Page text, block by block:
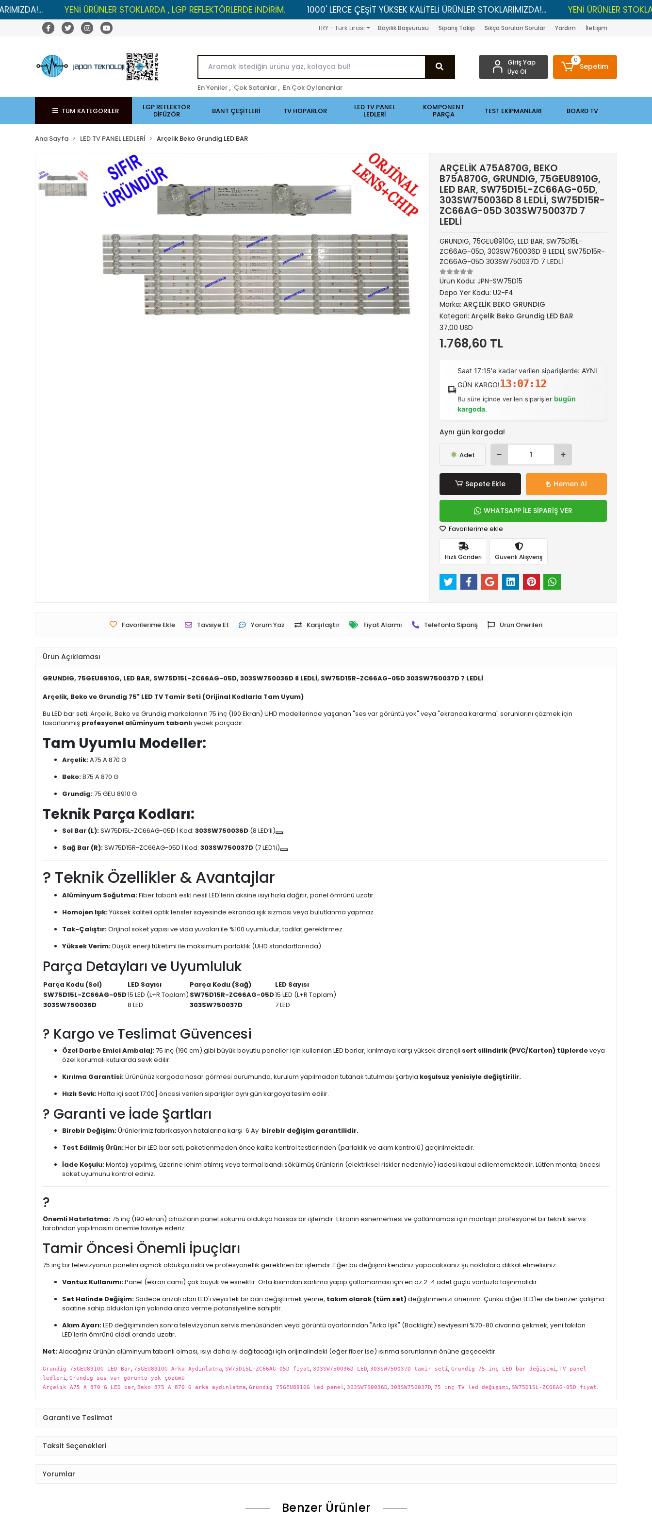
YENİ ÜRÜNLER STOKLARDA , LGP REFLEKTÖRLERDE İNDİRİM. 1000' LERCE ÇEŞİT YÜKSEK KALİTELİ ÜRÜNLER STOKLARIMIZDA!... YENİ ÜRÜNLER STOKLARDA ,
TRY - Türk Lirası Bayilik Başvurusu Sipariş Takip Sıkça Sorulan Sorular Yardım İletişim
En Yeniler , Çok Satanlar , En Çok Oylananlar
Giriş Yap
Üye Ol
0
Sepetim
TÜM KATEGORİLER LGP REFLEKTÖR
DİFÜZÖR BANT ÇEŞİTLERİ TV HOPARLÖR LED TV PANEL
LEDLERİ
KOMPONENT
PARÇA TEST EKİPMANLARI BOARD TV
Ana Sayfa LED TV PANEL LEDLERİ Arçelik Beko Grundig LED BAR
ARÇELİK A75A870G, BEKO
B75A870G, GRUNDIG, 75GEU8910G,
LED BAR, SW75D15L-ZC66AG-05D,
303SW750036D 8 LEDLİ, SW75D15R-
ZC66AG-05D 303SW750037D 7
LEDLİ
GRUNDIG, 75GEU8910G, LED BAR, SW75D15L-
ZC66AG-05D, 303SW750036D 8 LEDLİ, SW75D15R-
ZC66AG-05D 303SW750037D 7 LEDLİ
Ürün Kodu: JPN-SW75D15
Depo Yer Kodu: U2-F4
Marka: ARÇELİK BEKO GRUNDIG
Kategori: Arçelik Beko Grundig LED BAR
37,00 USD
1.768,60 TL
Saat 17:15'e kadar verilen siparişlerde: AYNI
GÜN KARGO!13:07:11
Bu süre içinde verilen siparişler bugün
kargoda.
Aynı gün kargoda!
Adet
Sepete Ekle Hemen Al
WHATSAPP İLE SİPARİŞ VER
Favorilerime ekle
Hızlı Gönderi Güvenli Alışveriş
Favorilerime Ekle Tavsiye Et Yorum Yaz Karşılaştır Fiyat Alarmı Telefonla Sipariş Ürün Önerileri
Ürün Açıklaması
GRUNDIG, 75GEU8910G, LED BAR, SW75D15L-ZC66AG-05D, 303SW750036D 8 LEDLİ, SW75D15R-ZC66AG-05D 303SW750037D 7 LEDLİ
Arçelik, Beko ve Grundig 75" LED TV Tamir Seti (Orijinal Kodlarla Tam Uyum)
Bu LED bar seti; Arçelik, Beko ve Grundig markalarının 75 inç (190 Ekran) UHD modellerinde yaşanan "ses var görüntü yok" veya "ekranda kararma" sorunlarını çözmek için
tasarlanmış profesyonel alüminyum tabanlıyedek parçadır.
Tam Uyumlu Modeller:
Arçelik:A75 A 870 G
Beko:B75 A 870 G
Grundig:75 GEU 8910 G
Teknik Parça Kodları:
Sol Bar (L):SW75D15L-ZC66AG-05D | Kod: 303SW750036D (8 LED’li)
Sağ Bar (R):SW75D15R-ZC66AG-05D | Kod: 303SW750037D (7 LED’li)
?️ Teknik Özellikler & Avantajlar
Alüminyum Soğutma:Fiber tabanlı eski nesil LED'lerin aksine ısıyı hızla dağıtır, panel ömrünü uzatır.
Homojen Işık:Yüksek kaliteli optik lensler sayesinde ekranda ışık sızması veya bulutlanma yapmaz.
Tak-Çalıştır:Orijinal soket yapısı ve vida yuvaları ile %100 uyumludur, tadilat gerektirmez.
Yüksek Verim:Düşük enerji tüketimi ile maksimum parlaklık (UHD standartlarında).
Parça Detayları ve Uyumluluk
Parça Kodu (Sol) LED Sayısı Parça Kodu (Sağ)
LED Sayısı
SW75D15L-ZC66AG-05D15 LED (L+R Toplam) SW75D15R-ZC66AG-05D15 LED (L+R Toplam)
303SW750036D
8 LED 303SW750037D 7 LED
? Kargo ve Teslimat Güvencesi
Özel Darbe Emici Ambalaj:75 inç (190 cm) gibi büyük boyutlu paneller için kullanılan LED barlar, kırılmaya karşı yüksek dirençli sert silindirik (PVC/Karton) tüplerdeveya
özel korumalı kutularda sevk edilir.
Kırılma Garantisi:Ürününüz kargoda hasar görmesi durumunda, kurulum yapılmadan tutanak tutulması şartıyla koşulsuz yenisiyle değiştirilir.
Hızlı Sevk:Hafta içi saat 17:00] öncesi verilen siparişler aynı gün kargoya teslim edilir.
?️ Garanti ve İade Şartları
Birebir Değişim:Ürünlerimiz fabrikasyon hatalarına karşı 6 Ay birebir değişim garantilidir.
Test Edilmiş Ürün:Her bir LED bar seti, paketlenmeden önce kalite kontrol testlerinden (parlaklık ve akım kontrolü) geçirilmektedir.
İade Koşulu:Montajı yapılmış, üzerine lehim atılmış veya termal bandı sökülmüş ürünlerin (elektriksel riskler nedeniyle) iadesi kabul edilememektedir. Lütfen montaj öncesi
soket uyumunu kontrol ediniz.
?
Önemli Hatırlatma:75 inç (190 ekran) cihazların panel sökümü oldukça hassas bir işlemdir. Ekranın esnememesi ve çatlamaması için montajın profesyonel bir teknik servis
tarafından yapılmasını önemle tavsiye ederiz.
Tamir Öncesi Önemli İpuçları
75 inç bir televizyonun panelini açmak oldukça riskli ve profesyonellik gerektiren bir işlemdir. Eğer bu değişimi kendiniz yapacaksanız şu noktalara dikkat etmelisiniz:
Vantuz Kullanımı:Panel (ekran camı) çok büyük ve esnektir. Orta kısımdan sarkma yapıp çatlamaması için en az 2-4 adet güçlü vantuzla taşınmalıdır.
Set Halinde Değişim:Sadece arızalı olan LED'i veya tek bir barı değiştirmek yerine, takım olarak (tüm set)değiştirmenizi öneririm. Çünkü diğer LED'ler de benzer çalışma
saatine sahip oldukları için yakında arıza verme potansiyeline sahiptir.
Akım Ayarı:LED değişiminden sonra televizyonun servis menüsünden veya görüntü ayarlarından "Arka Işık" (Backlight) seviyesini %70-80 civarına çekmek, yeni takılan
LED'lerin ömrünü ciddi oranda uzatır.
Not:Alacağınız ürünün alüminyum tabanlı olması, ısıyı daha iyi dağıtacağı için orijinalindeki (eğer fiber ise) ısınma sorunlarının önüne geçecektir.
Grundig 75GEU8910G LED Bar, 75GEU8910G Arka Aydınlatma, SW75D15L-ZC66AG-05D fiyat, 303SW750036D LED, 303SW750037D tamir seti, Grundig 75 inç LED bar değişimi, TV panel
ledleri, Grundig ses var görüntü yok çözümü
Arçelik A75 A 870 G LED bar, Beko B75 A 870 G arka aydınlatma, Grundig 75GEU8910G led panel, 303SW750036D, 303SW750037D, 75 inç TV led değişimi, SW75D15L-ZC66AG-05D fiyat.
Garanti ve Teslimat
Taksit Seçenekleri
Yorumlar
Benzer Ürünler